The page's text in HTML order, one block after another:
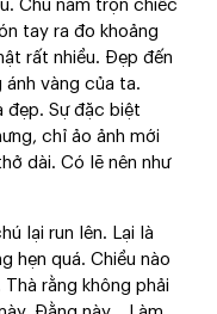
Chú nắm trọn chiếc
tay ra đo khoảng
rất nhiều. Đẹp đến
ánh vàng của ta.
đẹp. Sự đặc biệt
chỉ ảo ảnh mới
dài. Có lẽ nên như
lại run lên. Lại là
hẹn quá. Chiều nào
rằng không phải